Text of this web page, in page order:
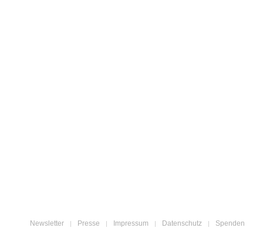
Newsletter Presse Impressum Datenschutz Spenden